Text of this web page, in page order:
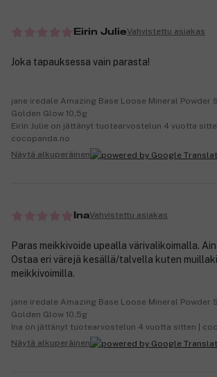
Eirin JulieVahvistettu asiakas
Joka tapauksessa vain parasta!
jane iredale Amazing Base Loose Mineral Powder
Golden Glow 10,5g
Eirin Julie on jättänyt tuotearvostelun 4 vuotta
cocopanda.no
Näytä alkuperäinen
InaVahvistettu asiakas
Paras meikkivoide upealla värivalikoimalla.
Ostaa eri värejä kesällä/talvella kuten
meikkivoimilla.
jane iredale Amazing Base Loose Mineral Powder
Golden Glow 10,5g
Ina on jättänyt tuotearvostelun 4 vuotta sitten |
Näytä alkuperäinen